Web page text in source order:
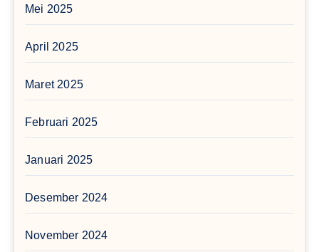
Mei 2025
April 2025
Maret 2025
Februari 2025
Januari 2025
Desember 2024
November 2024